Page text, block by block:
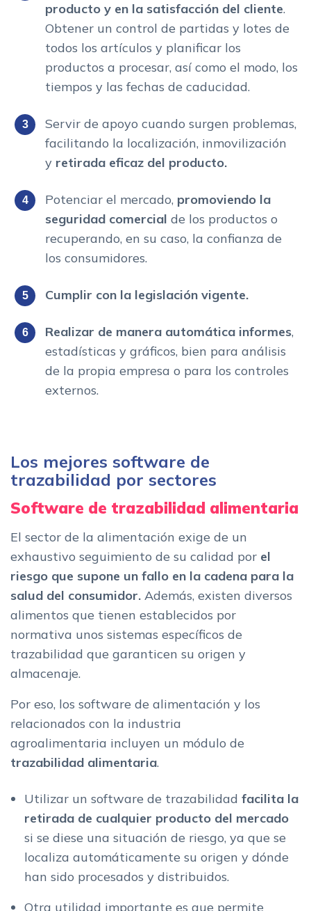
producto y en la satisfacción del cliente.
Obtener un control de partidas y lotes de
todos los artículos y planificar los
productos a procesar, así como el modo, los
tiempos y las fechas de caducidad.
Servir de apoyo cuando surgen problemas,
facilitando la localización, inmovilización
y retirada eficaz del producto.
Potenciar el mercado, promoviendo la
seguridad comercial de los productos o
recuperando, en su caso, la confianza de
los consumidores.
Cumplir con la legislación vigente.
Realizar de manera automática informes,
estadísticas y gráficos, bien para análisis
de la propia empresa o para los controles
externos.
Los mejores software de
trazabilidad por sectores
Software de trazabilidad alimentaria
El sector de la alimentación exige de un
exhaustivo seguimiento de su calidad por el
riesgo que supone un fallo en la cadena para la
salud del consumidor. Además, existen diversos
alimentos que tienen establecidos por
normativa unos sistemas específicos de
trazabilidad que garanticen su origen y
almacenaje.
Por eso, los software de alimentación y los
relacionados con la industria
agroalimentaria incluyen un módulo de
trazabilidad alimentaria.
Utilizar un software de trazabilidad facilita la
retirada de cualquier producto del mercado
si se diese una situación de riesgo, ya que se
localiza automáticamente su origen y dónde
han sido procesados y distribuidos.
Otra utilidad importante es que permite